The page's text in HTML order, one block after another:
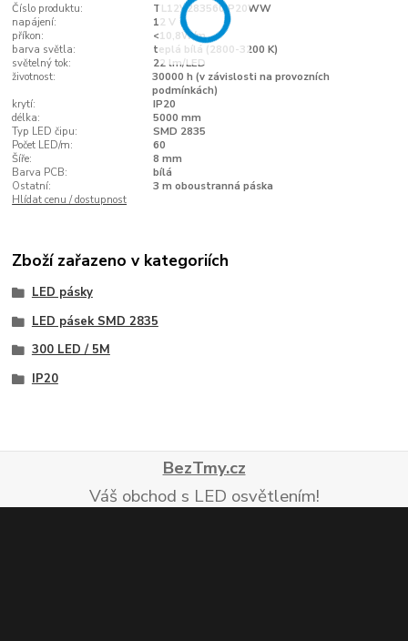
Číslo produktu:
TL12V283560IP20WW
napájení:
12 V
příkon:
<10,8W/m
barva světla:
teplá bílá (2800-3200 K)
světelný tok:
22 lm/LED
životnost:
30000 h (v závislosti na provozních
podmínkách)
krytí:
IP20
délka:
5000 mm
Typ LED čipu:
SMD 2835
Počet LED/m:
60
Šíře:
8 mm
Barva PCB:
bílá
Ostatní:
3 m oboustranná páska
Hlídat cenu / dostupnost
Zboží zařazeno v kategoriích
LED pásky
LED pásek SMD 2835
300 LED / 5M
IP20
BezTmy.cz
Váš obchod s LED osvětlením!